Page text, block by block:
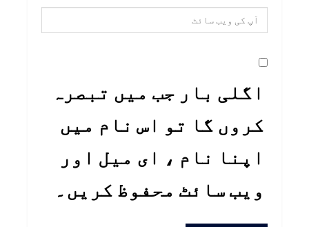
اگلی بار جب میں تبصرہ
کروں گا تو اس نام میں
اپنا نام ، ای میل اور
ویب سائٹ محفوظ کریں۔